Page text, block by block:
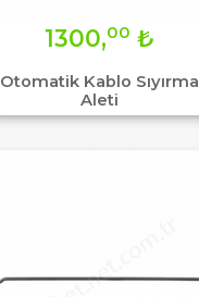
Otomatik Kablo Sıyırma
Aleti
1300,00 ₺